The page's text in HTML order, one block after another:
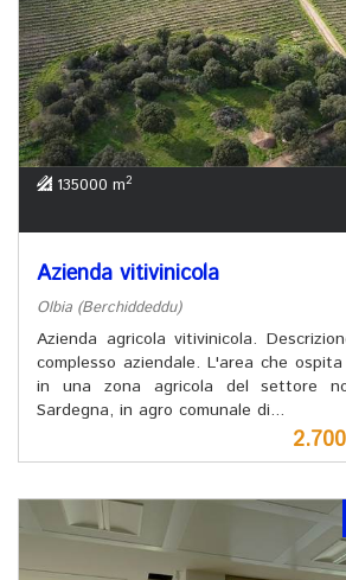
135000 m2
Azienda vitivinicola
Olbia (Berchiddeddu)
Azienda agricola vitivinicola.
complesso aziendale. L'area che
in una zona agricola del settore
Sardegna, in agro comunale di...